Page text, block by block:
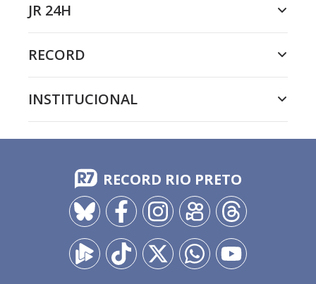
JR 24H
RECORD
INSTITUCIONAL
RECORD RIO PRETO